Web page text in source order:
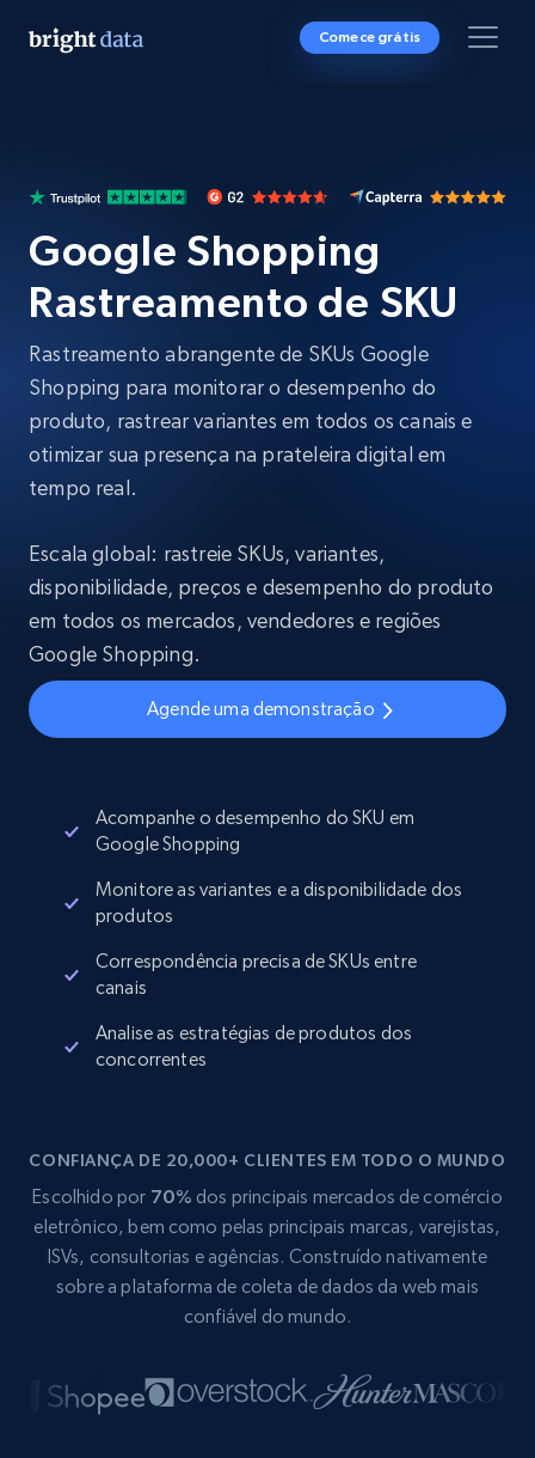
Comece grátis
Google Shopping
Rastreamento de SKU
Rastreamento abrangente de SKUs Google
Shopping para monitorar o desempenho do
produto, rastrear variantes em todos os canais e
otimizar sua presença na prateleira digital em
tempo real.
Escala global: rastreie SKUs, variantes,
disponibilidade, preços e desempenho do produto
em todos os mercados, vendedores e regiões
Google Shopping.
Agende uma demonstração
Acompanhe o desempenho do SKU em
Google Shopping
Monitore as variantes e a disponibilidade dos
produtos
Correspondência precisa de SKUs entre
canais
Analise as estratégias de produtos dos
concorrentes
CONFIANÇA DE 20,000+ CLIENTES EM TODO O MUNDO
Escolhido por 70% dos principais mercados de comércio
eletrônico, bem como pelas principais marcas, varejistas,
ISVs, consultorias e agências. Construído nativamente
sobre a plataforma de coleta de dados da web mais
confiável do mundo.